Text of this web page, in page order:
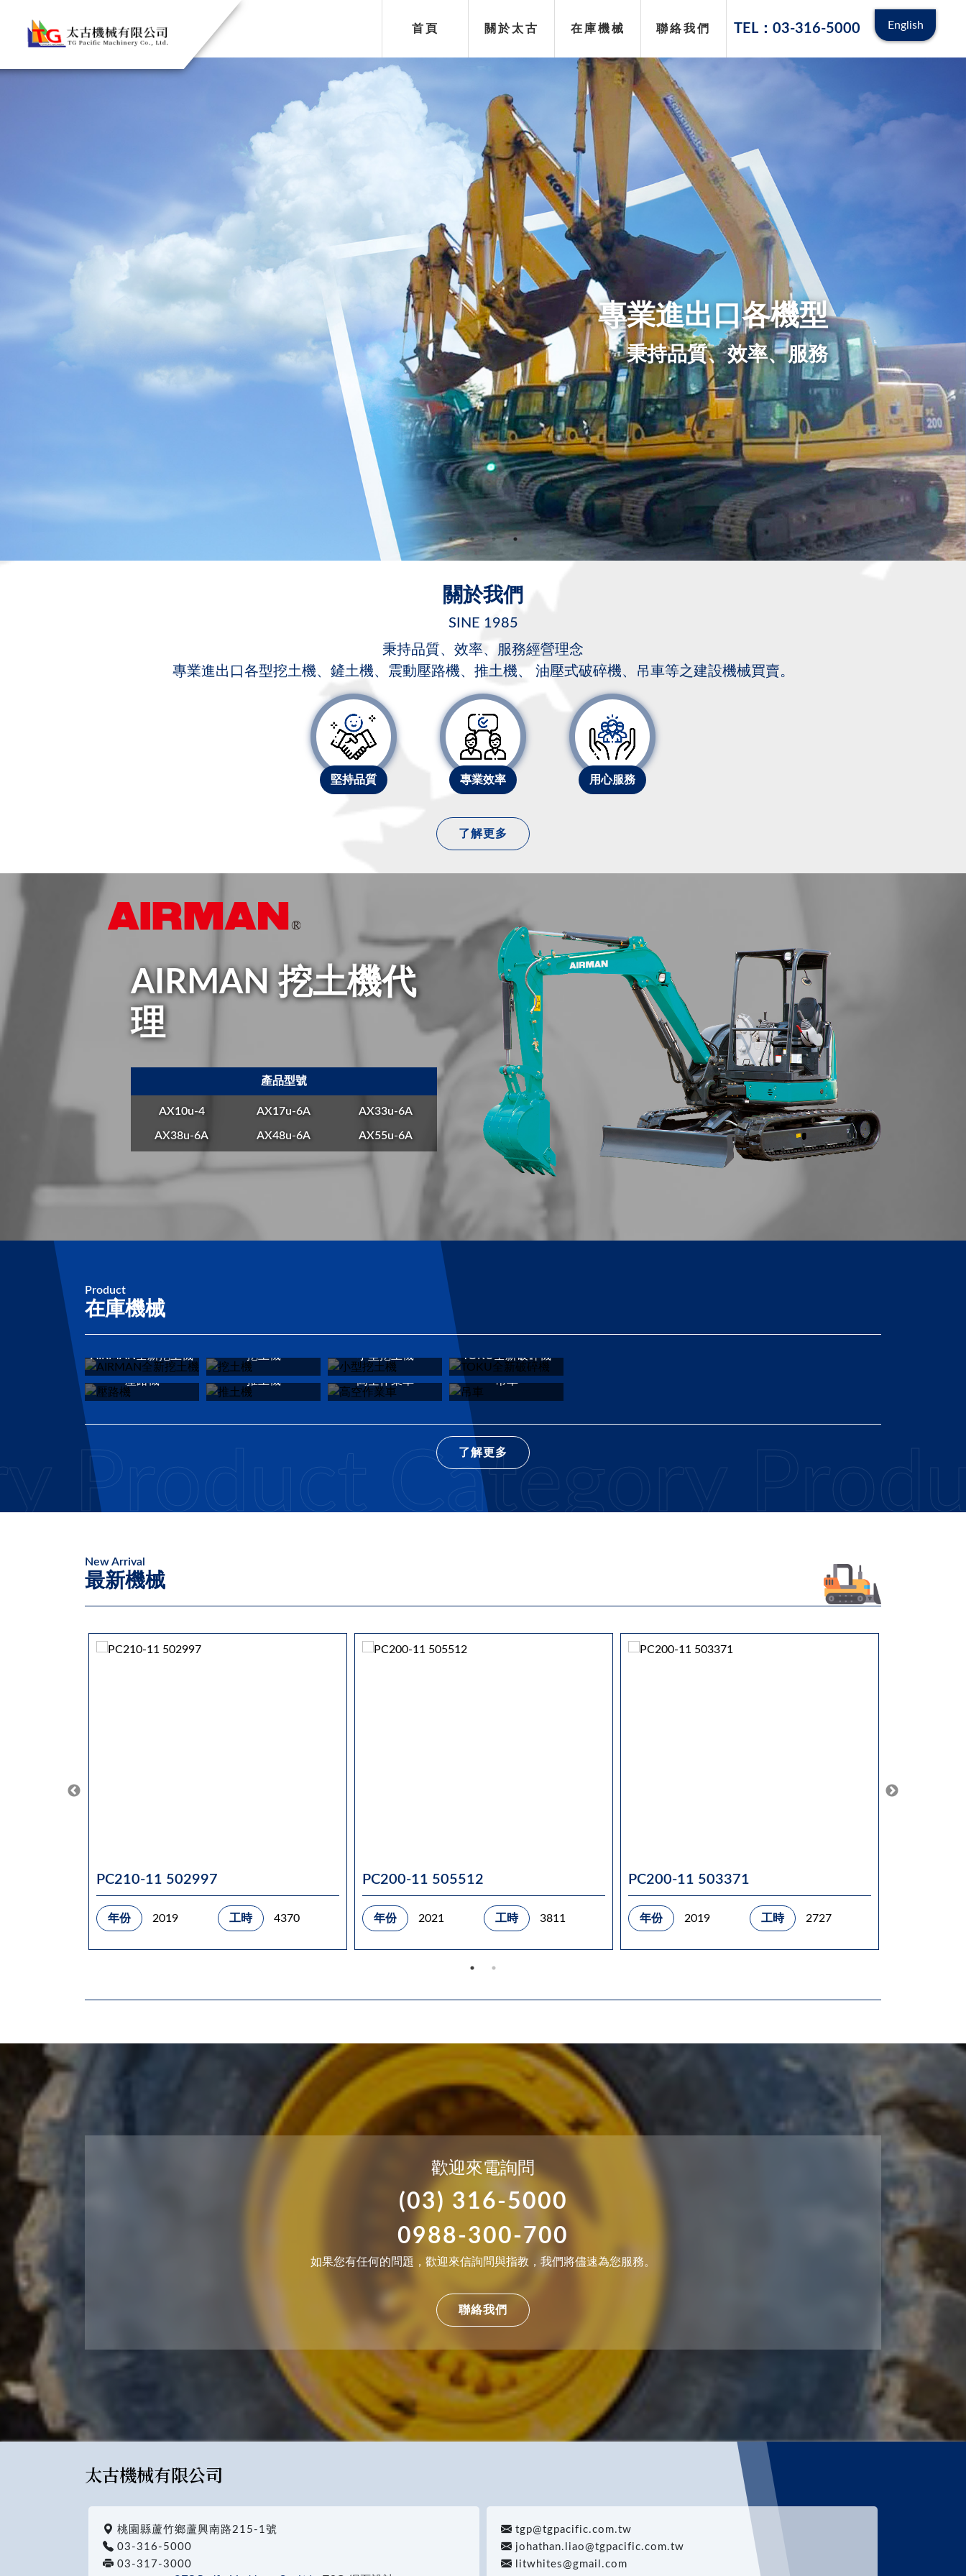
首頁 關於太古 在庫機械 聯絡我們 TEL：03-316-5000 English
太古機械有限公司
專業品質提供您各項土木、建築工程之建設機械
關於我們
SINE 1985
秉持品質、效率、服務經營理念
專業進出口各型挖土機、鏟土機、震動壓路機、推土機、 油壓式破碎機、吊車等之建設機械買賣。
堅持品質 專業效率 用心服務
了解更多
AIRMAN 挖土機代
理
產品型號
AX10u-4 AX17u-6A AX33u-6A
AX38u-6A AX48u-6A AX55u-6A
Product
在庫機械
AIRMAN全新挖土機 挖土機 小型挖土機 TOKU全新破碎機
壓路機 推土機 高空作業車 吊車
了解更多
Category Product
New Arrival
最新機械
PC210-11 502997
年份 2019 工時 4370
PC200-11 505512
年份 2021 工時 3811
PC200-11 503371
年份 2019 工時 2727
歡迎來電詢問
(03) 316-5000
0988-300-700
如果您有任何的問題，歡迎來信詢問與指教，我們將儘速為您服務。
聯絡我們
太古機械有限公司
桃園縣蘆竹鄉蘆興南路215-1號
03-316-5000
03-317-3000
tgp@tgpacific.com.tw
johathan.liao@tgpacific.com.tw
litwhites@gmail.com